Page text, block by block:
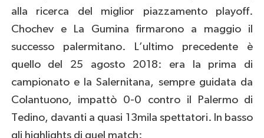
alla ricerca del miglior piazzamento playoff.
Chochev e La Gumina firmarono a maggio il
successo palermitano. L’ultimo precedente è
quello del 25 agosto 2018: era la prima di
campionato e la Salernitana, sempre guidata da
Colantuono, impattò 0-0 contro il Palermo di
Tedino, davanti a quasi 13mila spettatori. In basso
gli highlights di quel match: